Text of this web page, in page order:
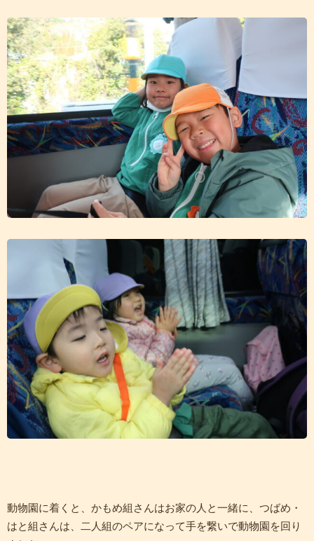
動物園に着くと、かもめ組さんはお家の人と一緒に、つばめ・
はと組さんは、二人組のペアになって手を繋いで動物園を回り